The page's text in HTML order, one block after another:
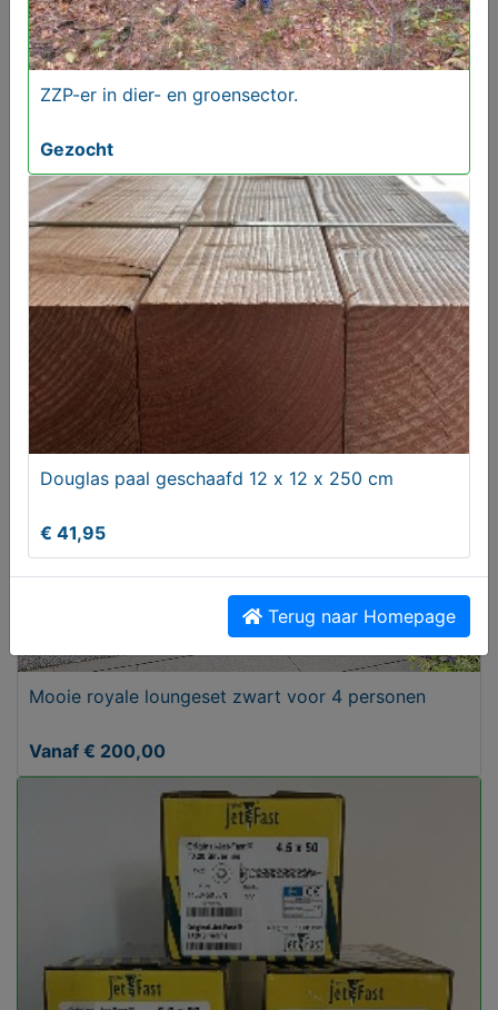
ZZP-er in dier- en groensector.
Gezocht
Mooie royale loungeset zwart voor 4 personen
Vanaf € 200,00
ZZP-er in dier- en groensector.
Gezocht
Douglas paal geschaafd 12 x 12 x 250 cm
€ 41,95
Terug naar Homepage